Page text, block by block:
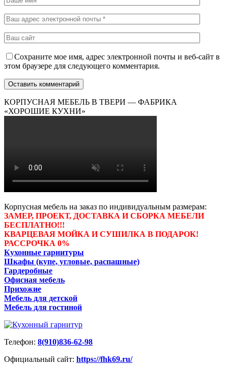
Сохраните мое имя, адрес электронной почты и веб-сайт в
этом браузере для следующего комментария.
КОРПУСНАЯ МЕБЕЛЬ В ТВЕРИ — ФАБРИКА
«ХОРОШИЕ КУХНИ»
Корпусная мебель на заказ по индивидуальным размерам:
ЗАМЕР, ПРОЕКТ, ДОСТАВКА И СБОРКА МЕБЕЛИ
БЕСПЛАТНО!!!
КВАРЦЕВАЯ МОЙКА И СУШИЛКА В ПОДАРОК!
РАССРОЧКА 0%
Кухонные гарнитуры
Шкафы (купе, угловые, распашные)
Гардеробные
Офисная мебель
Прихожие
Мебель для детской
Мебель для гостиной
Телефон: 8(910)836-62-98
Официальный сайт: https://fhk69.ru/